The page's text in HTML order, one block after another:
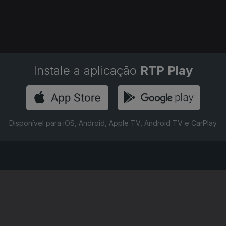
Instale a aplicação RTP Play
Disponível para iOS, Android, Apple TV, Android TV e CarPlay